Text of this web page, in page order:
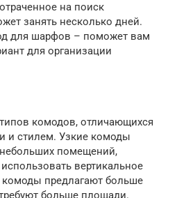
на поиск
занять несколько дней.
для шарфов – поможет вам
для организации
комодов, отличающихся
и стилем. Узкие комоды
помещений,
вертикальное
предлагают больше
больше площади.